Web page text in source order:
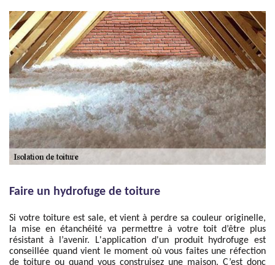
Faire un hydrofuge de toiture
Si votre toiture est sale, et vient à perdre sa couleur originelle,
la mise en étanchéité va permettre à votre toit d’être plus
résistant à l’avenir. L'application d'un produit hydrofuge est
conseillée quand vient le moment où vous faites une réfection
de toiture ou quand vous construisez une maison. C’est donc